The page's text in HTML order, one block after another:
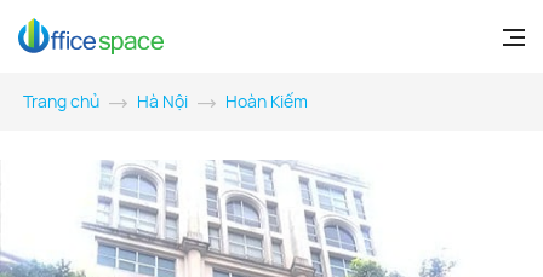
Trang chủ Hà Nội Hoàn Kiếm